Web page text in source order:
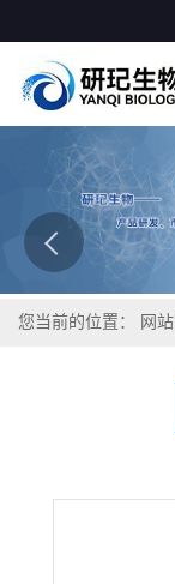
您当前的位置： 网